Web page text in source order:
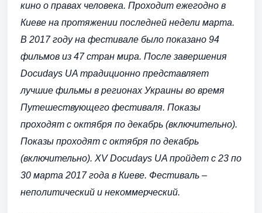
кино о правах человека. Проходит ежегодно в
Киеве на протяжении последней недели марта.
В 2017 году на фестивале было показано 94
фильмов из 47 стран мира. После завершения
Docudays UA традиционно представляет
лучшие фильмы в регионах Украины во время
Путешествующего фестиваля. Показы
проходят с октября по декабрь (включительно).
Показы проходят с октября по декабрь
(включительно). ХV Docudays UA пройдет с 23 по
30 марта 2017 года в Киеве. Фестиваль –
неполитический и некоммерческий.